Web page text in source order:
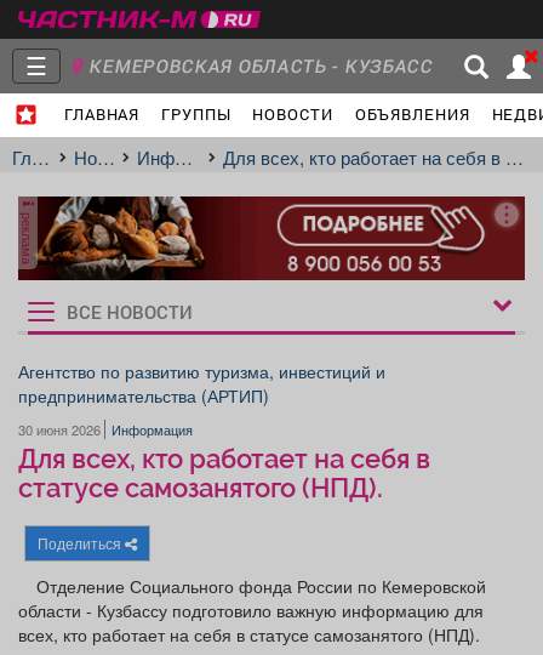
☰ КЕМЕРОВСКАЯ ОБЛАСТЬ - КУЗБАСС
ГЛАВНАЯ ГРУППЫ НОВОСТИ ОБЪЯВЛЕНИЯ
Главная
Группы
Объявления Недвижимость Услуги
Афиша
Главная Новости Информация Для всех, кто работает на себя в статусе самозанятого (НПД).
реклама
Рукбрики
новостей
ВСЕ НОВОСТИ
Агентство по развитию туризма, инвестиций и
предпринимательства (АРТИП)
30 июня 2026 Информация
Для всех, кто работает на себя в
статусе самозанятого (НПД).
Поделиться
Отделение Социального фонда России по Кемеровской
области - Кузбассу подготовило важную информацию для
всех, кто работает на себя в статусе самозанятого (НПД).